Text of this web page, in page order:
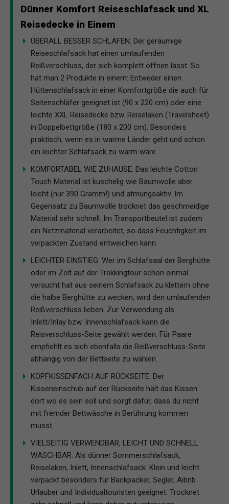
Dünner Komfort Reiseschlafsack und XL
Reisedecke in Einem
ÜBERALL BESSER SCHLAFEN: Der geräumige
Reiseschlafsack hat einen umlaufenden
Reißverschluss, der sich komplett öffnen lässt. So
hat man 2 Produkte in einem: Entweder einen
Hüttenschlafsack in einer Komfortgröße die auch für
Seitenschläfer geeignet ist (90 x 220 cm) oder eine
leichte XXL Reisedecke bzw. Reiselaken (Travelsheet)
in Doppelbettgröße (180 x 200 cm). Besonders
praktisch, wenn es in warme Länder geht und schon
ein leichter Schlafsack zu warm wäre.
KOMFORTABEL WIE ZUHAUSE: Das leichte Cotton
Touch Material ist kuschelig wie Baumwolle aber
leicht (nur 390 Gramm!) und atmungsaktiv. Im
Gegensatz zu Baumwolle trocknet das geschmeidige
Material sehr schnell. Im Transportbeutel ist zudem
ein Netzmaterial verarbeitet, so dass Feuchtigkeit im
verpackten Zustand entweichen kann.
LEICHTER EINSTIEG: Wer im Schlafsaal der Berghütte
oder im Zelt auf der Trekkingtour schon einmal
versucht hat aus seinem Schlafsack zu klettern ohne
die halbe Berghütte zu wecken, wird den umlaufenden
Reißverschluss lieben. Zur Verwendung als
Inlett/Inlay bzw. Innenschlafsack kann die
Reisverschluss-Seite gewählt werden. Für Paare
empfiehlt es sich ebenfalls die Reißverschluss-Seite
abhängig von der Bettseite zu wählen.
KOPFKISSENFACH AUF RÜCKSEITE: Der
Kisseneinschub auf der Rückseite hält das Kissen
dort wo es sein soll und sorgt dafür, dass du nicht
mit fremder Bettwäsche in Berührung kommen
musst.
VIELSEITIG VERWENDBAR, LEICHT UND SCHNELL
WASCHBAR: Als dünner Sommerschlafsack,
Reiselaken, Inlett, Innenschlafsack. Klein und leicht
verpackt besonders für Backpacker, Segler, Aibnb
Urlauber und Individualtouristen geeignet. Trocknet